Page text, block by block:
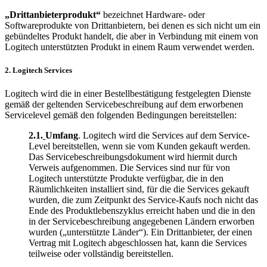
„Drittanbieterprodukt“ bezeichnet Hardware- oder
Softwareprodukte von Drittanbietern, bei denen es sich nicht um ein
gebündeltes Produkt handelt, die aber in Verbindung mit einem von
Logitech unterstützten Produkt in einem Raum verwendet werden.
2. Logitech Services
Logitech wird die in einer Bestellbestätigung festgelegten Dienste
gemäß der geltenden Servicebeschreibung auf dem erworbenen
Servicelevel gemäß den folgenden Bedingungen bereitstellen:
2.1. Umfang. Logitech wird die Services auf dem Service-
Level bereitstellen, wenn sie vom Kunden gekauft werden.
Das Servicebeschreibungsdokument wird hiermit durch
Verweis aufgenommen. Die Services sind nur für von
Logitech unterstützte Produkte verfügbar, die in den
Räumlichkeiten installiert sind, für die die Services gekauft
wurden, die zum Zeitpunkt des Service-Kaufs noch nicht das
Ende des Produktlebenszyklus erreicht haben und die in den
in der Servicebeschreibung angegebenen Ländern erworben
wurden („unterstützte Länder“). Ein Drittanbieter, der einen
Vertrag mit Logitech abgeschlossen hat, kann die Services
teilweise oder vollständig bereitstellen.